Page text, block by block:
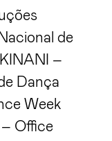
de
–
Dança
Week
– Office